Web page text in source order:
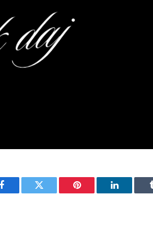
Facebook Twitter Pinterest LinkedIn